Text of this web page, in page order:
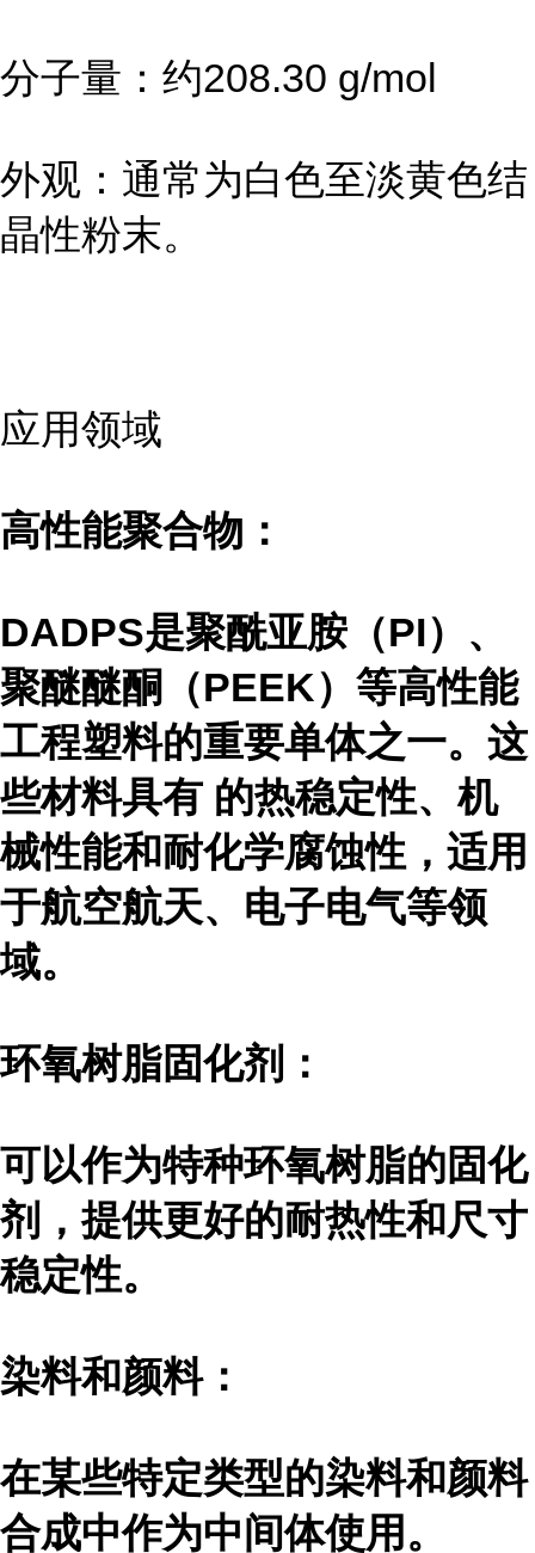
分子量：约208.30 g/mol
外观：通常为白色至淡黄色结
晶性粉末。
应用领域
高性能聚合物：
DADPS是聚酰亚胺（PI）、
聚醚醚酮（PEEK）等高性能
工程塑料的重要单体之一。这
些材料具有 的热稳定性、机
械性能和耐化学腐蚀性，适用
于航空航天、电子电气等领
域。
环氧树脂固化剂：
可以作为特种环氧树脂的固化
剂，提供更好的耐热性和尺寸
稳定性。
染料和颜料：
在某些特定类型的染料和颜料
合成中作为中间体使用。